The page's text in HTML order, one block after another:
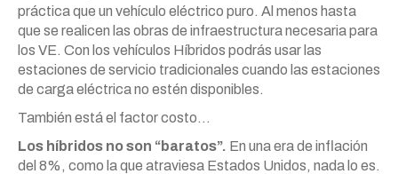
práctica que un vehículo eléctrico puro. Al menos hasta
que se realicen las obras de infraestructura necesaria para
los VE. Con los vehículos Híbridos podrás usar las
estaciones de servicio tradicionales cuando las estaciones
de carga eléctrica no estén disponibles.
También está el factor costo…
Los híbridos no son “baratos”. En una era de inflación
del 8%, como la que atraviesa Estados Unidos, nada lo es.